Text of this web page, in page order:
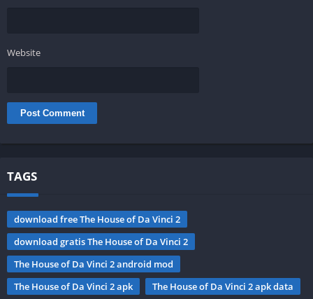
Website
TAGS
download free The House of Da Vinci 2
download gratis The House of Da Vinci 2
The House of Da Vinci 2 android mod
The House of Da Vinci 2 apk
The House of Da Vinci 2 apk data